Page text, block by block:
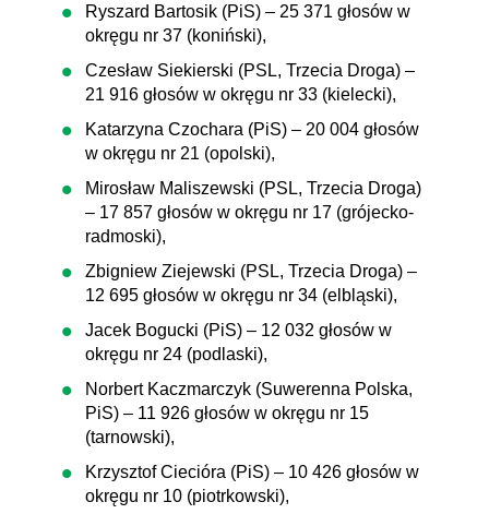
Ryszard Bartosik (PiS) – 25 371 głosów w
okręgu nr 37 (koniński),
Czesław Siekierski (PSL, Trzecia Droga) –
21 916 głosów w okręgu nr 33 (kielecki),
Katarzyna Czochara (PiS) – 20 004 głosów
w okręgu nr 21 (opolski),
Mirosław Maliszewski (PSL, Trzecia Droga)
– 17 857 głosów w okręgu nr 17 (grójecko-
radmoski),
Zbigniew Ziejewski (PSL, Trzecia Droga) –
12 695 głosów w okręgu nr 34 (elbląski),
Jacek Bogucki (PiS) – 12 032 głosów w
okręgu nr 24 (podlaski),
Norbert Kaczmarczyk (Suwerenna Polska,
PiS) – 11 926 głosów w okręgu nr 15
(tarnowski),
Krzysztof Ciecióra (PiS) – 10 426 głosów w
okręgu nr 10 (piotrkowski),